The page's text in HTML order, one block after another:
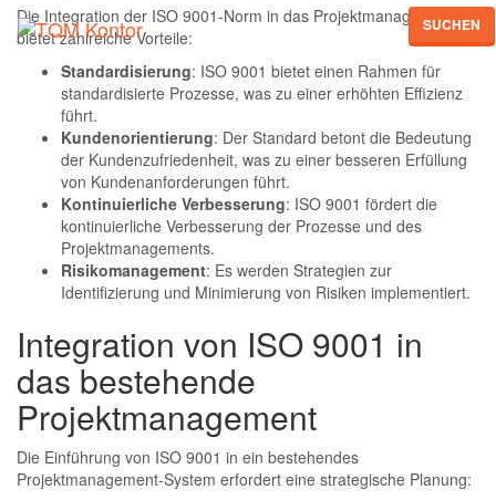
SUCHEN
Die Integration der ISO 9001-Norm in das Projektmanagement
bietet zahlreiche Vorteile:
Standardisierung: ISO 9001 bietet einen Rahmen für
standardisierte Prozesse, was zu einer erhöhten Effizienz
führt.
Kundenorientierung: Der Standard betont die Bedeutung
der Kundenzufriedenheit, was zu einer besseren Erfüllung
von Kundenanforderungen führt.
Kontinuierliche Verbesserung: ISO 9001 fördert die
kontinuierliche Verbesserung der Prozesse und des
Projektmanagements.
Risikomanagement: Es werden Strategien zur
Identifizierung und Minimierung von Risiken implementiert.
Integration von ISO 9001 in
das bestehende
Projektmanagement
Die Einführung von ISO 9001 in ein bestehendes
Projektmanagement-System erfordert eine strategische Planung: